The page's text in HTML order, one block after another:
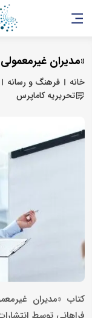
«مدیران
خانه فرهنگ و رسانه
تحریریه کاماپرس
کتاب «مدیران